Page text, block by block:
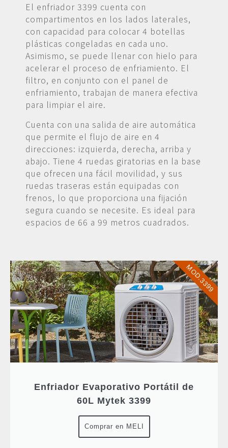
El enfriador 3399 cuenta con
compartimentos en los lados laterales,
con capacidad para colocar 4 botellas
plásticas congeladas en cada uno.
Asimismo, se puede llenar con hielo para
acelerar el proceso de enfriamiento. El
filtro, en conjunto con el panel de
enfriamiento, trabajan de manera efectiva
para limpiar el aire.
Cuenta con una salida de aire automática
que permite el flujo de aire en 4
direcciones: izquierda, derecha, arriba y
abajo. Tiene 4 ruedas giratorias en la base
que ofrecen una fácil movilidad, y sus
ruedas traseras están equipadas con
frenos, lo que proporciona una fijación
segura cuando se necesite. Es ideal para
espacios de 66 a 99 metros cuadrados.
Enfriador Evaporativo Portátil de
60L Mytek 3399
Comprar en MELI
MOD.3399